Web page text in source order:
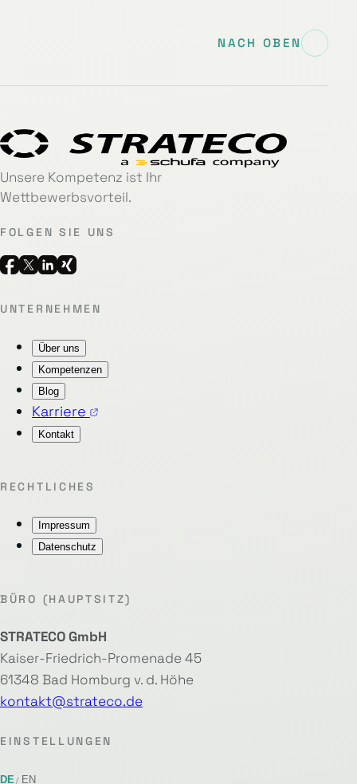
NACH OBEN
Unsere Kompetenz ist Ihr
Wettbewerbsvorteil.
FOLGEN SIE UNS
UNTERNEHMEN
Über uns
Kompetenzen
Blog
Karriere
Kontakt
RECHTLICHES
Impressum
Datenschutz
BÜRO (HAUPTSITZ)
STRATECO GmbH
Kaiser-Friedrich-Promenade 45
61348 Bad Homburg v. d. Höhe
kontakt@strateco.de
EINSTELLUNGEN
DE EN